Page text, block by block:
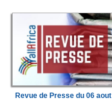
Revue de Presse du 06 aout